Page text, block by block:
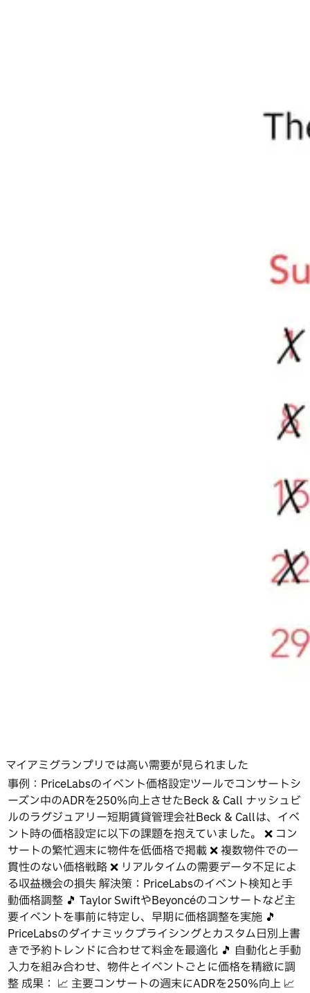
マイアミグランプリでは高い需要が見られました
事例：PriceLabsのイベント価格設定ツールでコンサートシ
ーズン中のADRを250%向上させたBeck & Call ナッシュビ
ルのラグジュアリー短期賃貸管理会社Beck & Callは、イベ
ント時の価格設定に以下の課題を抱えていました。 ❌ コン
サートの繁忙週末に物件を低価格で掲載 ❌ 複数物件での一
貫性のない価格戦略 ❌ リアルタイムの需要データ不足によ
る収益機会の損失 解決策：PriceLabsのイベント検知と手
動価格調整 🎵 Taylor SwiftやBeyoncéのコンサートなど主
要イベントを事前に特定し、早期に価格調整を実施 🎵
PriceLabsのダイナミックプライシングとカスタム日別上書
きで予約トレンドに合わせて料金を最適化 🎵 自動化と手動
入力を組み合わせ、物件とイベントごとに価格を精緻に調
整 成果： 📈 主要コンサートの週末にADRを250%向上 📈